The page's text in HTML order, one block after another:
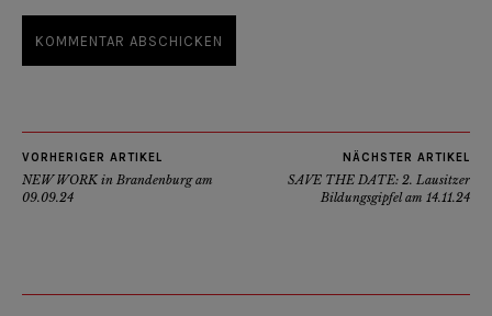
VORHERIGER ARTIKEL
NEW WORK in Brandenburg am
09.09.24
NÄCHSTER ARTIKEL
SAVE THE DATE: 2. Lausitzer
Bildungsgipfel am 14.11.24